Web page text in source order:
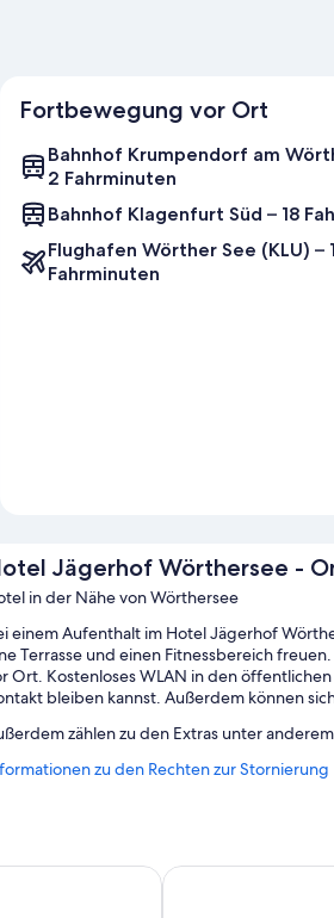
Fortbewegung vor Ort
Bahnhof Krumpendorf am
2 Fahrminuten
Bahnhof Klagenfurt Süd – 18
Flughafen Wörther See (KLU) –
Fahrminuten
Jägerhof Wörthersee -
in der Nähe von Wörthersee
einem Aufenthalt im Hotel Jägerhof
Terrasse und einen Fitnessbereich
Ort. Kostenloses WLAN in den
bleiben kannst. Außerdem können
zählen zu den Extras unter
1 Innenpool mit Sonnenliegen
Ein Safe an der Rezeption und
zu den Rechten zur Stornierung
Hilton Garden Inn